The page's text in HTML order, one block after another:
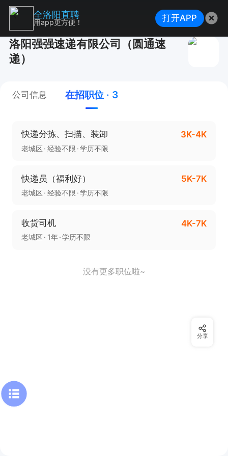
洛阳强强速递有限公司（圆通速
递）
公司信息 在招职位 · 3
快递分拣、扫描、装卸 3K-4K
老城区 经验不限 学历不限
快递员（福利好） 5K-7K
老城区 经验不限 学历不限
收货司机 4K-7K
老城区 1年 学历不限
没有更多职位啦~
分享
全洛阳直聘
用app更方便！ 打开APP